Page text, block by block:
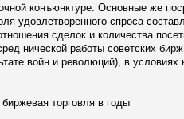
конъюнктуре. Основные же
удовлетворенного спроса
сделок и количества
нической работы советских
войн и революций), в условиях
торговля в годы